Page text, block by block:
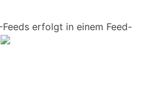
Feeds erfolgt in einem Feed-